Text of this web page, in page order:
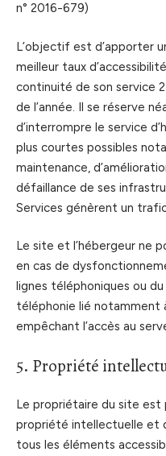
n° 2016-679)
L’objectif est d’apporter
meilleur taux
continuité de son service
de l’année. Il se réserve
d’interrompre le service
plus courtes possibles
maintenance,
défaillance de ses
Services génèrent un
Le site et l’hébergeur ne
en cas de
lignes téléphoniques ou
téléphonie lié notamment
empêchant l’accès au
5. Propriété
Le propriétaire du site
propriété intellectuelle et
tous les éléments